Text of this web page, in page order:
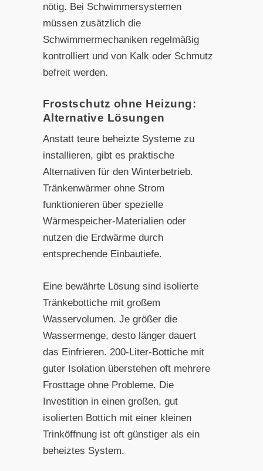
nötig. Bei Schwimmersystemen
müssen zusätzlich die
Schwimmermechaniken regelmäßig
kontrolliert und von Kalk oder Schmutz
befreit werden.
Frostschutz ohne Heizung:
Alternative Lösungen
Anstatt teure beheizte Systeme zu
installieren, gibt es praktische
Alternativen für den Winterbetrieb.
Tränkenwärmer ohne Strom
funktionieren über spezielle
Wärmespeicher-Materialien oder
nutzen die Erdwärme durch
entsprechende Einbautiefe.
Eine bewährte Lösung sind isolierte
Tränkebottiche mit großem
Wasservolumen. Je größer die
Wassermenge, desto länger dauert
das Einfrieren. 200-Liter-Bottiche mit
guter Isolation überstehen oft mehrere
Frosttage ohne Probleme. Die
Investition in einen großen, gut
isolierten Bottich mit einer kleinen
Trinköffnung ist oft günstiger als ein
beheiztes System.